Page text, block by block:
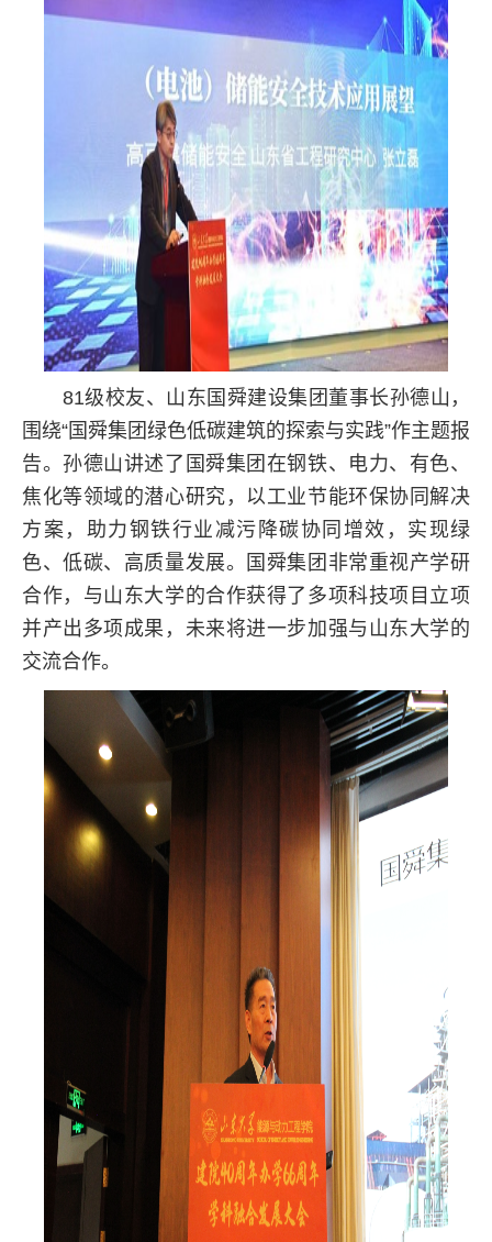
81级校友、山东国舜建设集团董事长孙德山，
围绕“国舜集团绿色低碳建筑的探索与实践”作主题报
告。孙德山讲述了国舜集团在钢铁、电力、有色、
焦化等领域的潜心研究，以工业节能环保协同解决
方案，助力钢铁行业减污降碳协同增效，实现绿
色、低碳、高质量发展。国舜集团非常重视产学研
合作，与山东大学的合作获得了多项科技项目立项
并产出多项成果，未来将进一步加强与山东大学的
交流合作。